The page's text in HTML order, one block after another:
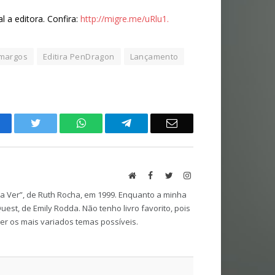
a editora. Confira: http://migre.me/uRlu1.
Editira PenDragon Lançamento
Twitter WhatsAppTelegram Email
WebsiteFacebook
TwitterInstagram
de Ruth Rocha, em 1999. Enquanto a minha
de Emily Rodda. Não tenho livro favorito, pois
os mais variados temas possíveis.